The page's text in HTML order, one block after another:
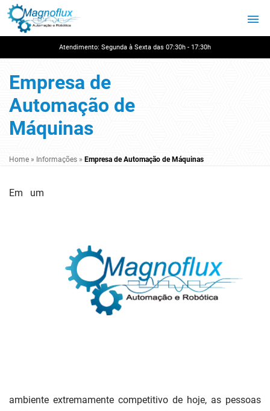
Atendimento: Segunda à Sexta das 07:30h - 17:30h
Empresa de
Automação de
Máquinas
Home » Informações » Empresa de Automação de Máquinas
Em um
ambiente extremamente competitivo de hoje, as pessoas